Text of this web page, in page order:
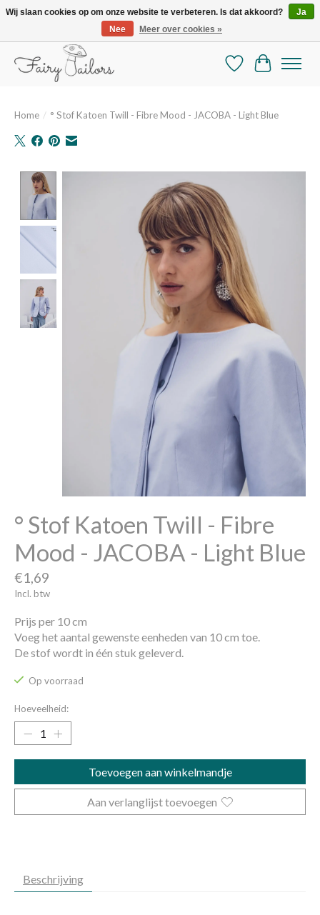
De mooiste online selectie stoffen en mercerie
Verlanglijst
Home / ° Stof Katoen Twill - Fibre Mood - JACOBA - Light Blue
Product image slideshow Items
° Stof Katoen Twill - Fibre
Mood - JACOBA - Light Blue
€1,69
Incl. btw
Prijs per 10 cm
Voeg het aantal gewenste eenheden van 10 cm toe.
De stof wordt in één stuk geleverd.
Op voorraad
Hoeveelheid:
Toevoegen aan winkelmandje
Aan verlanglijst toevoegen
Beschrijving
Wij slaan cookies op om onze website te verbeteren. Is dat akkoord?
Ja
Nee
Meer over cookies »